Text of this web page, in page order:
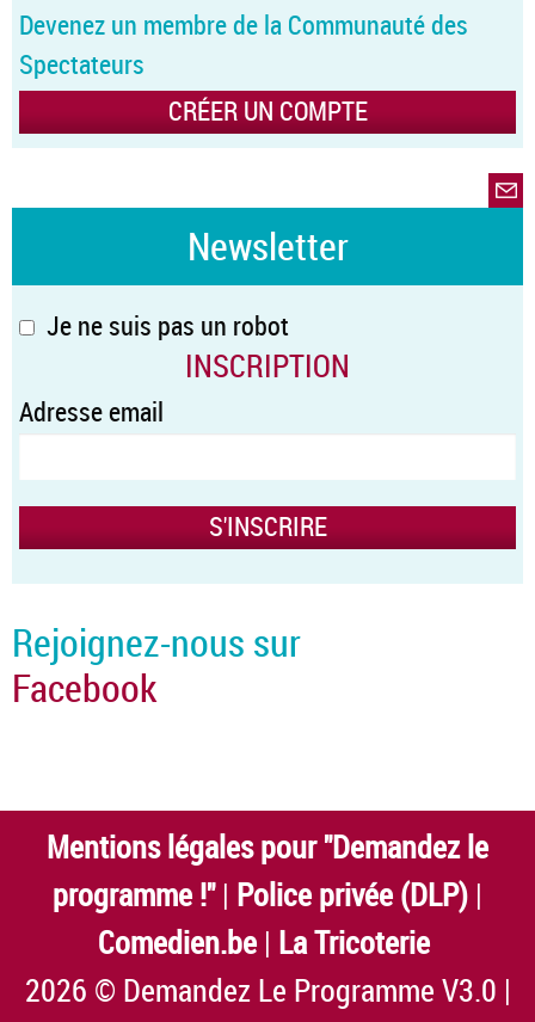
Devenez un membre de la Communauté des
Spectateurs
CRÉER UN COMPTE
Newsletter
Je ne suis pas un robot
INSCRIPTION
Adresse email
Rejoignez-nous sur
Facebook
Mentions légales pour "Demandez le
programme !"| Police privée (DLP) |
Comedien.be | La Tricoterie
2026 © Demandez Le Programme V3.0 |